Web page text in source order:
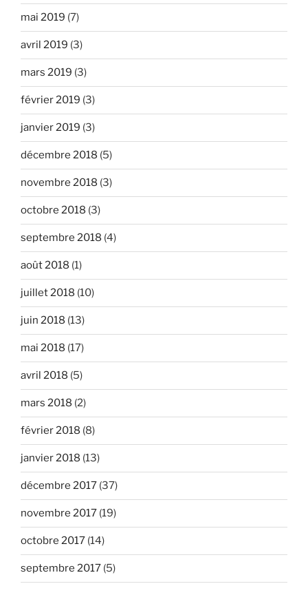
mai 2019 (7)
avril 2019 (3)
mars 2019 (3)
février 2019 (3)
janvier 2019 (3)
décembre 2018 (5)
novembre 2018 (3)
octobre 2018 (3)
septembre 2018 (4)
août 2018 (1)
juillet 2018 (10)
juin 2018 (13)
mai 2018 (17)
avril 2018 (5)
mars 2018 (2)
février 2018 (8)
janvier 2018 (13)
décembre 2017 (37)
novembre 2017 (19)
octobre 2017 (14)
septembre 2017 (5)